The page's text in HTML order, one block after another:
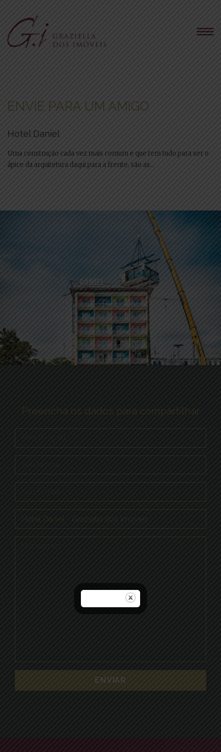
ENVIE PARA UM AMIGO
Hotel Daniel
Uma construção cada vez mais comum e que tem tudo para ser o
ápice da arquitetura daqui para a frente, são as...
Preencha os dados para compartilhar